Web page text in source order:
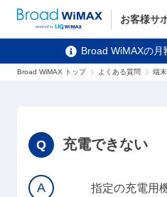
お客様サ
Broad WiMAXの
Broad WiMAX トップ よくある質問 端
充電できない
指定の充電用